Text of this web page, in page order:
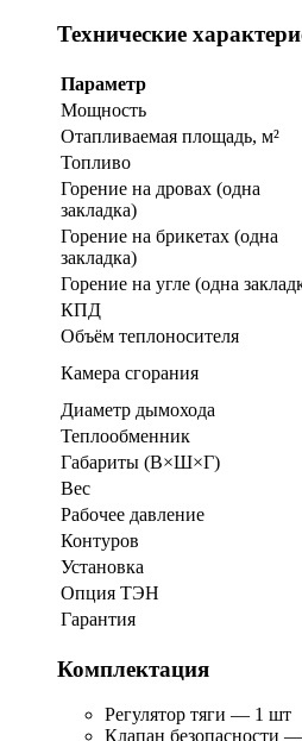
Технические
Параметр
Мощность
Отапливаемая площадь, м²
Топливо
Горение на дровах (одна
закладка)
Горение на брикетах (одна
закладка)
Горение на угле (одна
КПД
Объём теплоносителя
Камера сгорания
Диаметр дымохода
Теплообменник
Габариты (В×Ш×Г)
Вес
Рабочее давление
Контуров
Установка
Опция ТЭН
Гарантия
Комплектация
Регулятор тяги — 1 шт
Клапан безопасности